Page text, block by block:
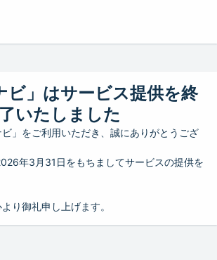
ビ」はサービス提供を終
了いたしました
」をご利用いただき、誠にありがとうござ
年3月31日をもちましてサービスの提供を
り御礼申し上げます。